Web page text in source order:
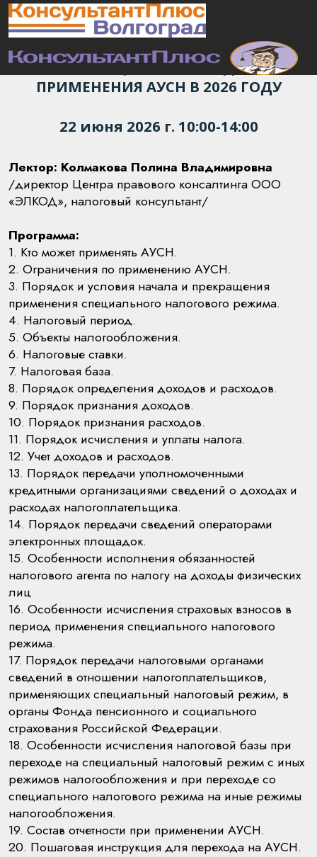
Приглашаем на онлайн-семинар:
АВТОМАТИЗИРОВАННАЯ
«УПРОЩЕНКА»: ПОРЯДОК
ПРИМЕНЕНИЯ АУСН В 2026 ГОДУ
22 июня 2026 г. 10:00-14:00
Лектор: Колмакова Полина Владимировна
/директор Центра правового консалтинга ООО
«ЭЛКОД», налоговый консультант/
Программа:
1. Кто может применять АУСН.
2. Ограничения по применению АУСН.
3. Порядок и условия начала и прекращения
применения специального налогового режима.
4. Налоговый период.
5. Объекты налогообложения.
6. Налоговые ставки.
7. Налоговая база.
8. Порядок определения доходов и расходов.
9. Порядок признания доходов.
10. Порядок признания расходов.
11. Порядок исчисления и уплаты налога.
12. Учет доходов и расходов.
13. Порядок передачи уполномоченными
кредитными организациями сведений о доходах и
расходах налогоплательщика.
14. Порядок передачи сведений операторами
электронных площадок.
15. Особенности исполнения обязанностей
налогового агента по налогу на доходы физических
лиц
16. Особенности исчисления страховых взносов в
период применения специального налогового
режима.
17. Порядок передачи налоговыми органами
сведений в отношении налогоплательщиков,
применяющих специальный налоговый режим, в
органы Фонда пенсионного и социального
страхования Российской Федерации.
18. Особенности исчисления налоговой базы при
переходе на специальный налоговый режим с иных
режимов налогообложения и при переходе со
специального налогового режима на иные режимы
налогообложения.
19. Состав отчетности при применении АУСН.
20. Пошаговая инструкция для перехода на АУСН.